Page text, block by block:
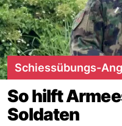
Schiessübungs-
So hilft
Soldaten